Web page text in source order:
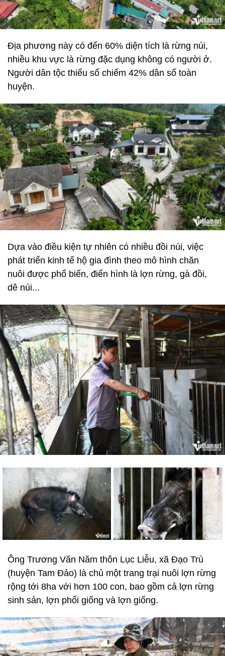
Địa phương này có đến 60% diện tích là rừng núi,
nhiều khu vực là rừng đặc dụng không có người ở.
Người dân tộc thiểu số chiếm 42% dân số toàn
huyện.
Dựa vào điều kiện tự nhiên có nhiều đồi núi, việc
phát triển kinh tế hộ gia đình theo mô hình chăn
nuôi được phổ biến, điển hình là lợn rừng, gà đồi,
dê núi...
Ông Trương Văn Năm thôn Lục Liễu, xã Đạo Trù
(huyện Tam Đảo) là chủ một trang trại nuôi lợn rừng
rộng tới 8ha với hơn 100 con, bao gồm cả lợn rừng
sinh sản, lợn phối giống và lợn giống.